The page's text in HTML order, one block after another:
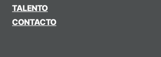
TALENTO
CONTACTO